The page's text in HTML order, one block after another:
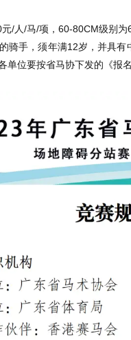
/人/马/项，60-80CM级别
骑手，须年满12岁，并具
各单位要按省马协下发的《报